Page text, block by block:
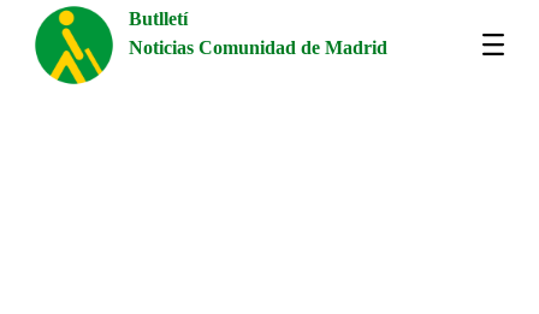
Butlletí
Noticias Comunidad de Madrid